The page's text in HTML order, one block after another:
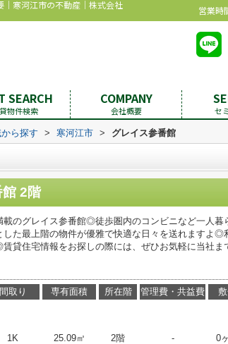
寒河江市の不動産｜株式会社
営業時
SEARCH
物件検索
COMPANY
会社概要 セ
ら探す > 寒河江市 > グレイス参番館
館 2階
載のグレイス参番館◎徒歩圏内のコンビニなど一人
した最上階の物件が優雅で快適な日々を送れますよ
貸住宅情報をお探しの際には、ぜひお気軽に当社
間取り
1K
専有面積
25.09㎡
所在階
2階
管理費・共益費
- 0